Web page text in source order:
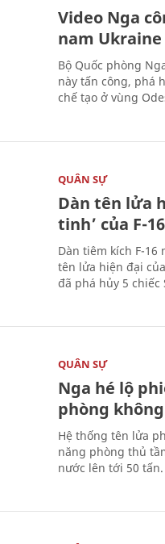
Video Nga
nam Ukraine
Bộ Quốc phòng
này tấn công, phá
chế tạo ở vùng
QUÂN SỰ
Dàn tên lửa
tinh’ của F-
Dàn tiêm kích F-16
tên lửa hiện đại
đã phá hủy 5 chiếc
QUÂN SỰ
Nga hé lộ
phòng
Hệ thống tên lửa
năng phòng thủ
nước lên tới 50 tấn.